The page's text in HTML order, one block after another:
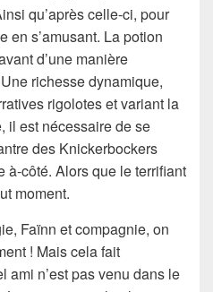
qu’après celle-ci, pour
en s’amusant. La potion
d’une manière
richesse dynamique,
rigolotes et variant la
il est nécessaire de se
des Knickerbockers
à-côté. Alors que le terrifiant
moment.
Faïnn et compagnie, on
! Mais cela fait
ami n’est pas venu dans le